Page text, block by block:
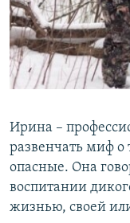
Ирина –
развенчать миф
опасные. Она
воспитании
жизнью, своей